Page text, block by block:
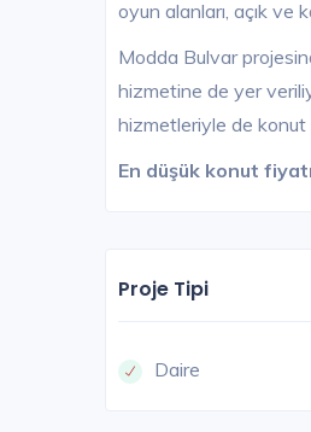
oyun alanları, açık ve
Modda Bulvar
hizmetine de yer
hizmetleriyle de konut
En düşük konut
Proje Tipi
Daire